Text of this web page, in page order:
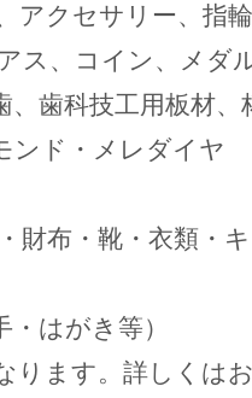
アクセサリー、指
ス、コイン、メダ
、歯科技工用板材
ンド・メレダイヤ
財布・靴・衣類・
はがき等）
ります。詳しくは